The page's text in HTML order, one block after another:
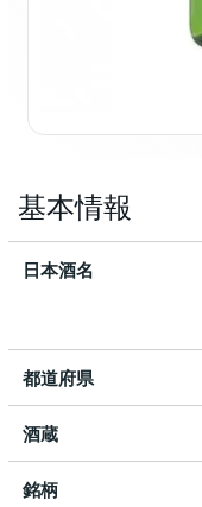
基本情報
日本酒名
都道府県
酒蔵
銘柄